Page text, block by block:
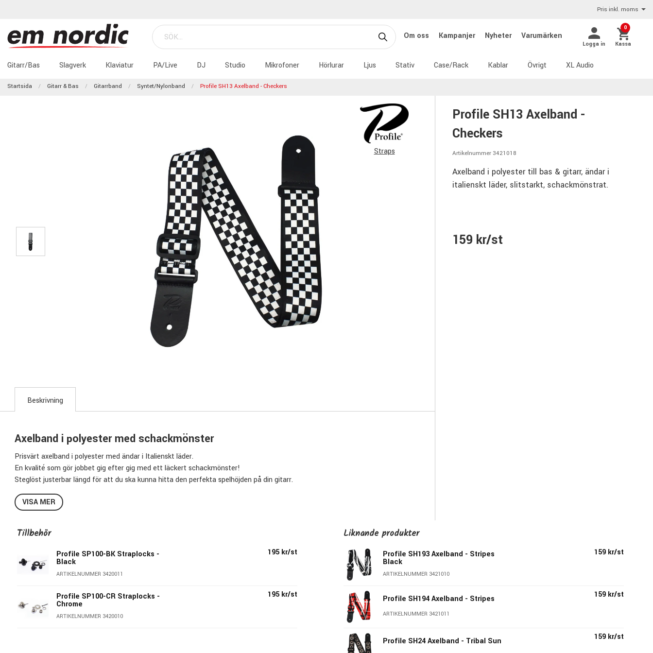
Pris inkl. moms
Om oss Kampanjer Nyheter Varumärken
Logga in
0
Kassa
Gitarr/Bas Slagverk Klaviatur PA/Live DJ Studio Mikrofoner Hörlurar Ljus Stativ Case/Rack Kablar Övrigt XL Audio
Startsida Gitarr & Bas Gitarrband Syntet/nylonband Profile SH13 Axelband - Checkers
Straps
Profile SH13 Axelband -
Checkers
Artikelnummer 3421018
Axelband i polyester till bas & gitarr, ändar i
italienskt läder, slitstarkt, schackmönstrat.
159 kr/st
Beskrivning
Axelband i polyester med schackmönster
Prisvärt axelband i polyester med ändar i Italienskt läder.
En kvalité som gör jobbet gig efter gig med ett läckert schackmönster!
Steglöst justerbar längd för att du ska kunna hitta den perfekta spelhöjden på din gitarr.
Specifikationer:
Bredd:5cm (2")
Max längd:150cm
Material:
Polyester
Pris per styck
Profile - Prisvärda gitarraxelband!
Profiles axelband är förmodligen de mest prisvärda axelbanden på marknaden. Att dom dessutom är handgjorda, av otrolig
kvalité & finns i massor av läckra, coola & exklusiva mönster, färger & varianter gör dom bara ännu mer intressanta.
Här finner du modeller handgjorda av finaste & mjukaste läder, mocka, nylon, kork, hampa, bomull eller polyester i olika färger,
VISA MER
Tillbehör
Profile SP100-BK Straplocks -
Black
ARTIKELNUMMER 3420011
195 kr/st
Profile SP100-CR Straplocks -
Chrome
ARTIKELNUMMER 3420010
195 kr/st
Liknande produkter
Profile SH193 Axelband - Stripes
Black
ARTIKELNUMMER 3421010
159 kr/st
Profile SH194 Axelband - Stripes
ARTIKELNUMMER 3421011
159 kr/st
Profile SH24 Axelband - Tribal Sun 159 kr/st